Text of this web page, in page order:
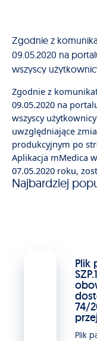
Zgodnie z
09.05.2020 na
wszyscy
Zgodnie z
09.05.2020 na
wszyscy
uwzględniające
produkcyjnym po
Aplikacja mMedica
07.05.2020 roku,
Najbardziej
Plik
74/
Plik